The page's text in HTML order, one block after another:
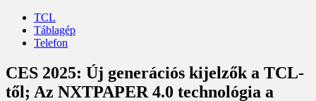
TCL
Táblagép
Telefon
CES 2025: Új generációs kijelzők a TCL-
től; Az NXTPAPER 4.0 technológia a